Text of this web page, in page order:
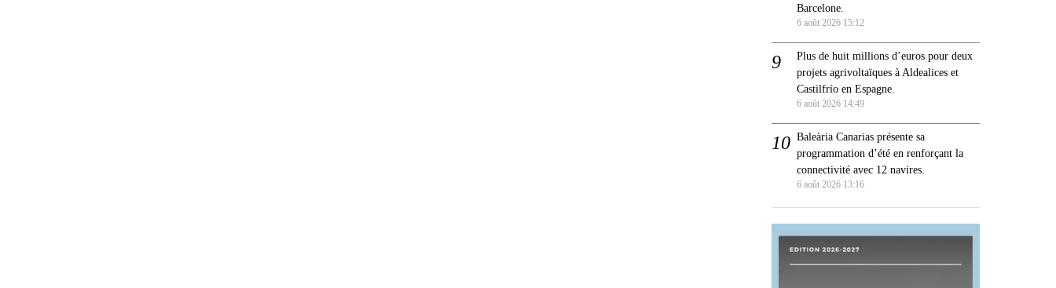
Barcelone.
6 août 2026 15:12
Plus de huit millions d’euros pour deux
projets agrivoltaïques à Aldealices et
Castilfrío en Espagne.
6 août 2026 14:49
Baleària Canarias présente sa
programmation d’été en renforçant la
connectivité avec 12 navires.
6 août 2026 13:16